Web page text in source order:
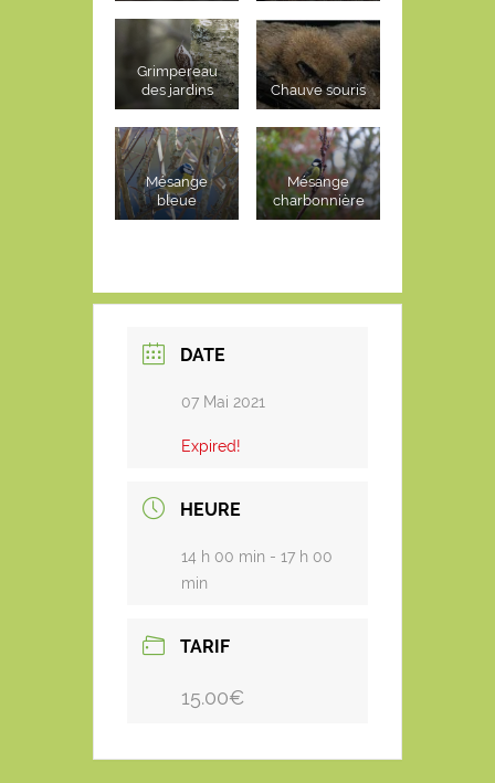
Grimpereau
des jardins
Chauve souris
Mésange
bleue
Mésange
charbonnière
DATE
07 Mai 2021
Expired!
HEURE
14 h 00 min - 17 h 00
min
TARIF
15.00€